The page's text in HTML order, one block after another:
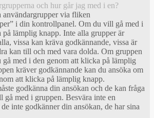
och hur går jag med i en?
användargrupper via fliken
i din kontrollpanel. Om du vill gå med i
lämplig knapp. Inte alla grupper är
vissa kan kräva godkännande, vissa är
kan till och med vara dolda. Om gruppen
gå med i den genom att klicka på lämplig
kräver godkännande kan du ansöka om
att klicka på lämplig knapp.
godkänna din ansökan och de kan fråga
med i gruppen. Besvära inte en
inte godkänner din ansökan, de har sina